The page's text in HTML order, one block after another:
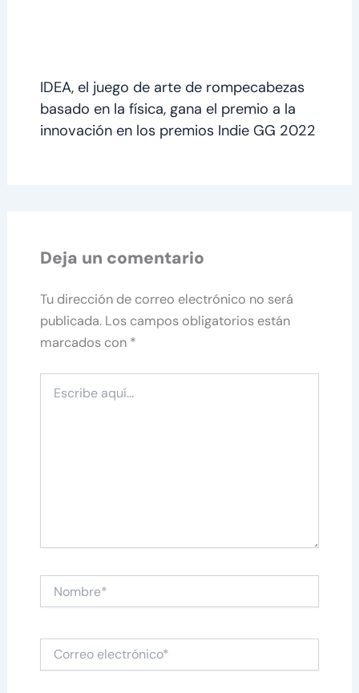
IDEA, el juego de arte de rompecabezas
basado en la física, gana el premio a la
innovación en los premios Indie GG 2022
Deja un comentario
Tu dirección de correo electrónico no será
publicada. Los campos obligatorios están
marcados con *
aquí...
Correo
electrónico*